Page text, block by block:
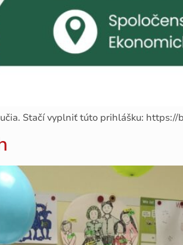
Stačí vyplniť túto prihlášku: